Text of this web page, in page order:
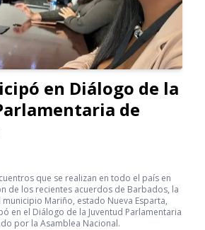
en Diálogo de la
de
que se realizan en todo el país en
de los recientes acuerdos de Barbados, la
Mariño, estado Nueva Esparta,
en el Diálogo de la Juventud Parlamentaria
por la Asamblea Nacional.